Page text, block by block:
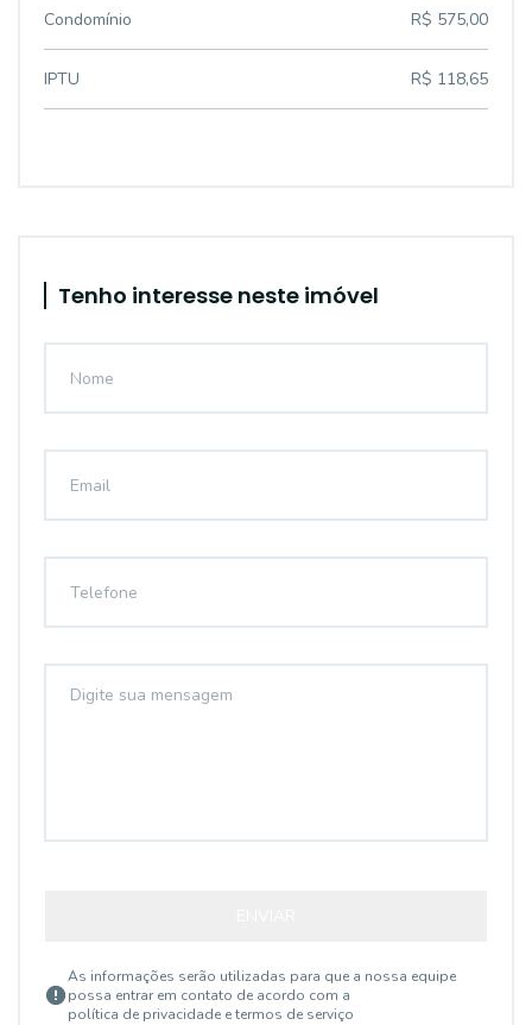
Condomínio R$ 575,00
IPTU R$ 118,65
Tenho interesse neste imóvel
As informações serão utilizadas para que a nossa equipe
possa entrar em contato de acordo com a
política de privacidade e termos de serviço